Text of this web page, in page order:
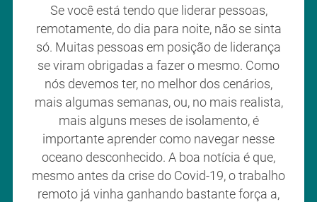
Se você está tendo que liderar pessoas,
remotamente, do dia para noite, não se sinta
só. Muitas pessoas em posição de liderança
se viram obrigadas a fazer o mesmo. Como
nós devemos ter, no melhor dos cenários,
mais algumas semanas, ou, no mais realista,
mais alguns meses de isolamento, é
importante aprender como navegar nesse
oceano desconhecido. A boa notícia é que,
mesmo antes da crise do Covid-19, o trabalho
remoto já vinha ganhando bastante força a,